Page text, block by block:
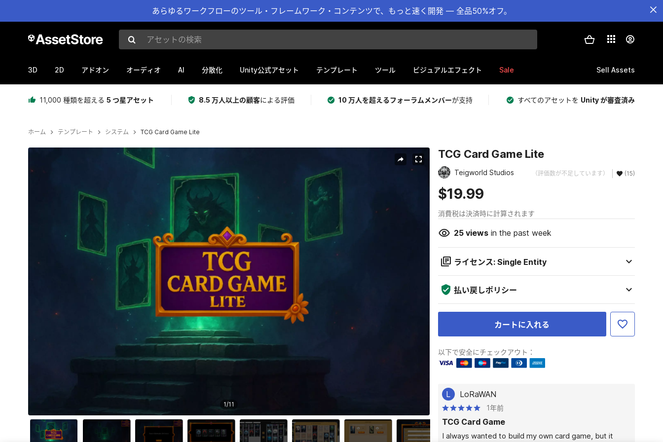
あらゆるワークフローのツール・フレームワーク・コンテンツで、もっと速く開発 — 全品50%オフ。
アセットの検索
3D 2D アドオン オーディオ AI 分散化 Unity公式アセット テンプレート ツール ビジュアルエフェクト Sale Sell Assets
11,000 種類を超える 5 つ星アセット 8.5 万人以上の顧客による評価 10 万人を超えるフォーラムメンバーが支持 すべてのアセットを Unity が審査済み
ホーム テンプレート システム TCG Card Game Lite
1/11
TCG Card Game Lite
Teigworld Studios （評価数が不足しています） (15)
$19.99
消費税は決済時に計算されます
25viewsin the past week
ライセンス: Single Entity
払い戻しポリシー
カートに入れる
以下で安全にチェックアウト：
L LoRaWAN
1年前
TCG Card Game
I always wanted to build my own card game, but it